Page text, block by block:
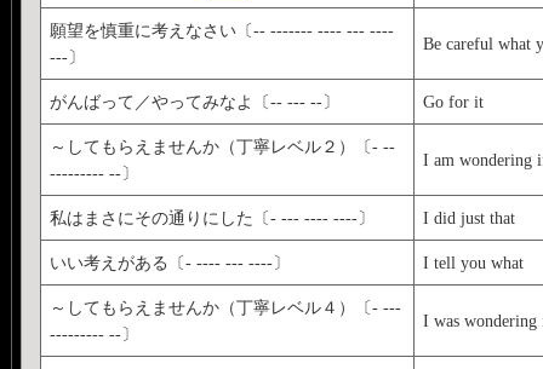
願望を慎重に考えなさい〔-- ------- ---- --- ----
---〕
Be careful what
がんばって／やってみなよ〔-- --- --〕 Go for it
～してもらえませんか（丁寧レベル２）〔- --
--------- --〕
I am wondering
私はまさにその通りにした〔- --- ---- ----〕 I did just that
いい考えがある〔- ---- --- ----〕 I tell you what
～してもらえませんか（丁寧レベル４）〔- ---
--------- --〕
I was wondering